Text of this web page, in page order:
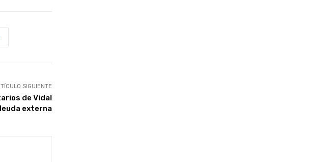
SIGUIENTE
de Vidal
externa